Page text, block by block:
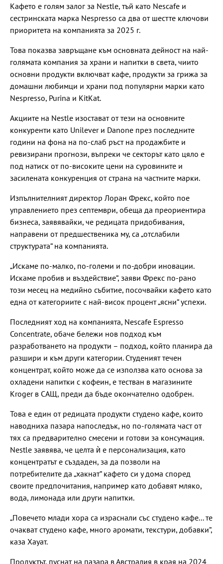
Кафето е голям залог за Nestle, тъй като Nescafe и
сестринската марка Nespresso са два от шестте ключови
приоритета на компанията за 2025 г.
Това показва завръщане към основната дейност на най-
голямата компания за храни и напитки в света, чиито
основни продукти включват кафе, продукти за грижа за
домашни любимци и храни под популярни марки като
Nespresso, Purina и KitKat.
Акциите на Nestle изостават от тези на основните
конкуренти като Unilever и Danone през последните
години на фона на по-слаб ръст на продажбите и
ревизирани прогнози, въпреки че секторът като цяло е
под натиск от по-високите цени на суровините и
засилената конкуренция от страна на частните марки.
Изпълнителният директор Лоран Фрекс, който пое
управлението през септември, обеща да преориентира
бизнеса, заявявайки, че редицата придобивания,
направени от предшественика му, са „отслабили
структурата“ на компанията.
„Искаме по-малко, по-големи и по-добри иновации.
Искаме пробив и въздействие“, заяви Фрекс по-рано
този месец на медийно събитие, посочвайки кафето като
една от категориите с най-висок процент „ясни“ успехи.
Последният ход на компанията, Nescafe Espresso
Concentrate, обаче бележи нов подход към
разработването на продукти – подход, който планира да
разшири и към други категории. Студеният течен
концентрат, който може да се използва като основа за
охладени напитки с кофеин, е тестван в магазините
Kroger в САЩ, преди да бъде окончателно одобрен.
Това е един от редицата продукти студено кафе, които
наводниха пазара напоследък, но по-голямата част от
тях са предварително смесени и готови за консумация.
Nestle заявява, че целта ѝ е персонализация, като
концентратът е създаден, за да позволи на
потребителите да „хакнат“ кафето си у дома според
своите предпочитания, например като добавят мляко,
вода, лимонада или други напитки.
„Повечето млади хора са израснали със студено кафе... те
очакват студено кафе, много аромати, текстури, добавки“,
каза Хауат.
Продуктът, пуснат на пазара в Австралия в края на 2024